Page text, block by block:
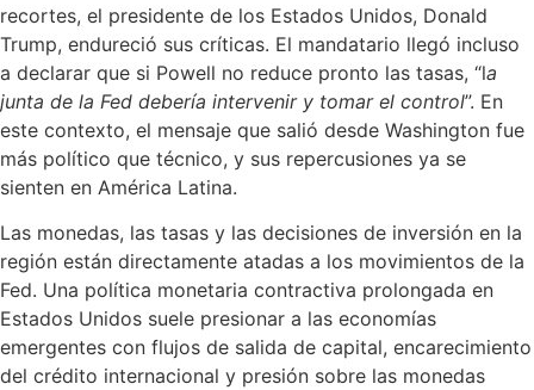
recortes, el presidente de los Estados Unidos, Donald
Trump, endureció sus críticas. El mandatario llegó incluso
a declarar que si Powell no reduce pronto las tasas, “la
junta de la Fed debería intervenir y tomar el control”. En
este contexto, el mensaje que salió desde Washington fue
más político que técnico, y sus repercusiones ya se
sienten en América Latina.
Las monedas, las tasas y las decisiones de inversión en la
región están directamente atadas a los movimientos de la
Fed. Una política monetaria contractiva prolongada en
Estados Unidos suele presionar a las economías
emergentes con flujos de salida de capital, encarecimiento
del crédito internacional y presión sobre las monedas